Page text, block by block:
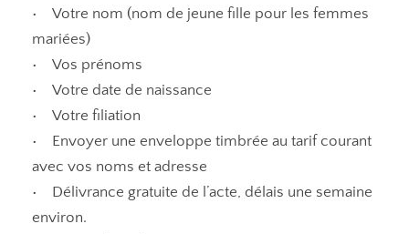
• Votre nom (nom de jeune fille pour les femmes
mariées)
• Vos prénoms
• Votre date de naissance
• Votre filiation
• Envoyer une enveloppe timbrée au tarif courant
avec vos noms et adresse
• Délivrance gratuite de l’acte, délais une semaine
environ.